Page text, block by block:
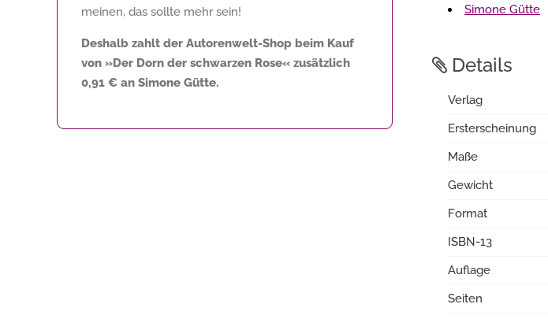
meinen, das sollte mehr sein!
Deshalb zahlt der Autorenwelt-Shop beim Kauf
von »Der Dorn der schwarzen Rose« zusätzlich
0,91 € an Simone Gütte.
Simone Gütte
Details
Verlag
Ersterscheinung
Maße
Gewicht
Format
ISBN-13
Auflage
Seiten